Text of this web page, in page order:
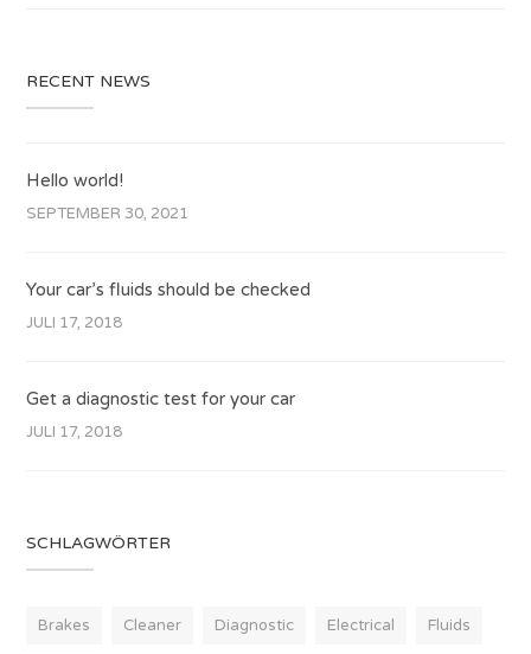
RECENT NEWS
Hello world!
SEPTEMBER 30, 2021
Your car’s fluids should be checked
JULI 17, 2018
Get a diagnostic test for your car
JULI 17, 2018
SCHLAGWÖRTER
Brakes Cleaner Diagnostic Electrical Fluids